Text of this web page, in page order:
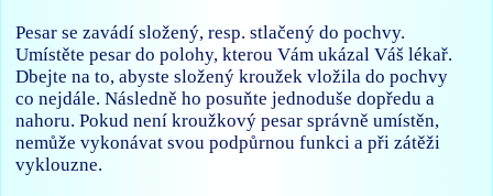
Pesar se zavádí složený, resp. stlačený do pochvy.
Umístěte pesar do polohy, kterou Vám ukázal Váš lékař.
Dbejte na to, abyste složený kroužek vložila do pochvy
co nejdále. Následně ho posuňte jednoduše dopředu a
nahoru. Pokud není kroužkový pesar správně umístěn,
nemůže vykonávat svou podpůrnou funkci a při zátěži
vyklouzne.